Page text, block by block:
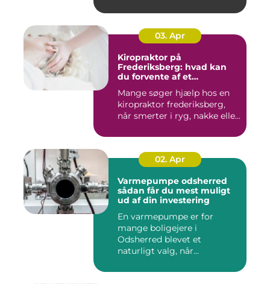
03. Apr
Kiropraktor på
Frederiksberg: hvad kan
du forvente af et
Mange søger hjælp hos en
kiropraktor frederiksberg,
når smerter i ryg, nakke elle...
02. Apr
Varmepumpe odsherred
sådan får du mest muligt
ud af din investering
En varmepumpe er for
mange boligejere i
Odsherred blevet et
naturligt valg, når